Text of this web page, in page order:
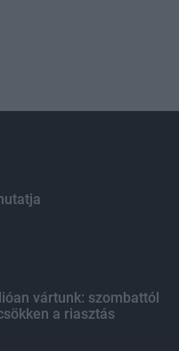
vártunk: szombattól
a riasztás